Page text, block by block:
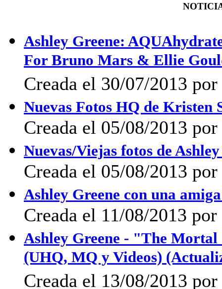
Ashley Greene:
For Bruno Mars & Ellie
Creada el 30/07/2013
Nuevas Fotos HQ de Kristen
Creada el 05/08/2013
Nuevas/Viejas fotos de
Creada el 05/08/2013
Ashley Greene con una
Creada el 11/08/2013
Ashley Greene - "The
(UHQ, MQ y Videos)
Creada el 13/08/2013